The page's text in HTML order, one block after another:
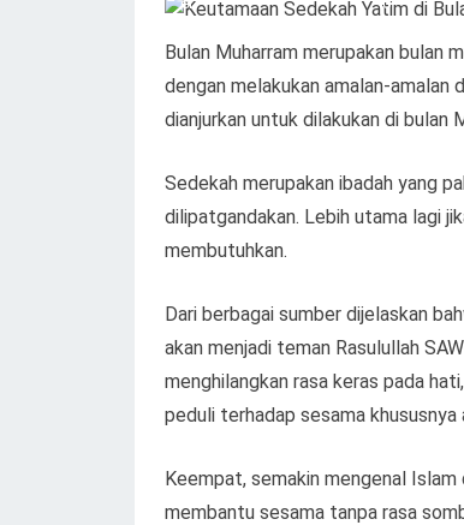
Bulan Muharram merupakan bulan
dengan melakukan amalan-amalan
dianjurkan untuk dilakukan di bulan
Sedekah merupakan ibadah yang
dilipatgandakan. Lebih utama lagi
membutuhkan.
Dari berbagai sumber dijelaskan
akan menjadi teman Rasulullah
menghilangkan rasa keras pada
peduli terhadap sesama
Keempat, semakin mengenal Islam
membantu sesama tanpa rasa